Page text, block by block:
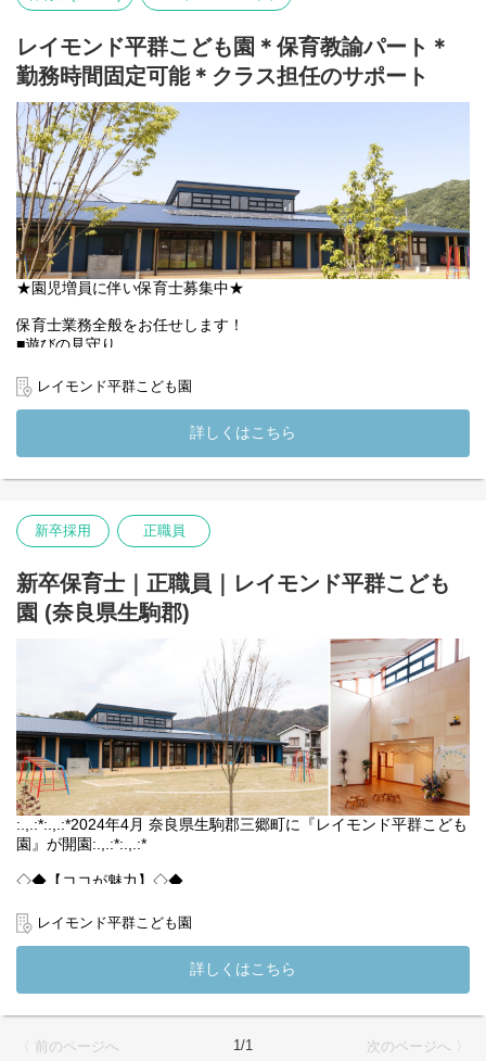
「レイモンド平群こども園」で、子ども主体の保育を一緒に行い
ませんか？
◇◆【私たちが大切にしていること】◇◆
檸檬会のビジョンは「本当に子どものための保育を」。
乳児の育児担当保育や、コーナー保育の導入を行うことで、子ど
も一人ひとりの気持ちに寄り添うような保育を行っています♪
1日のスケジュールを保育者が決めて、「これから◎◎の時間で
す」と指示を出す「大人の都合の保育」ではなく、子どもが様々
なものに興味を持ち、自分たちで考えて行動できるような、「子
どもの主体性を大切にする保育」を実現しています。
(変更の範囲）法人の定める業務
レイモンド平群こども園＊保育教諭パート＊
勤務時間固定可能＊クラス担任のサポート
★園児増員に伴い保育士募集中★
保育士業務全般をお任せします！
■遊びの見守り
■活動や行事のフォロー
■清掃・除菌等
★求める人物像★
・子どもの「なんだろう」を一緒に考えられる方
・子どもと一緒に楽しめる方
あなたも是非、あなたらしく、一緒に保育をしてみませんか？
「大人の都合の保育」ではなく、子どもの「なんだろう？」を大
ピアノスキルは不問です。入職後の練習やノルマは一切ございま
せんので、苦手な方も安心してご応募ください
まずは、園見学からでもOK
お気軽にお声がけください。
(変更の範囲）法人の定める業務
レイモンド平群こども園
詳しくはこちら
新卒採用 正職員
新卒保育士｜正職員｜レイモンド平群こども
園 (奈良県生駒郡)
:.,.:*:.,.:*2024年4月 奈良県生駒郡三郷町に『レイモンド平群こども
園』が開園:.,.:*:.,.:*
◇◆【ココが魅力】◇◆
【理念】大人の都合で押し付ける保育ではなく、「子ども主体」
の保育
【勤務環境】充実した福利厚生、手厚い手当
【地域一丸となったコミュニティ】高齢者・障がい者・子どもた
ちの関わり
【相談しやすい環境】全国の檸檬会職員と繋がるSNSも
レイモンド平群こども園では園見学も実施しております◎
レイモンド平群こども園
詳しくはこちら
〈 前のページへ 1/1 次のページへ 〉